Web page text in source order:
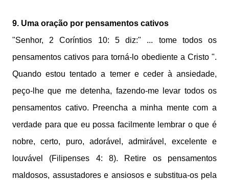
9. Uma oração por pensamentos cativos
"Senhor, 2 Coríntios 10: 5 diz:" ... tome todos os
pensamentos cativos para torná-lo obediente a Cristo ".
Quando estou tentado a temer e ceder à ansiedade,
peço-lhe que me detenha, fazendo-me levar todos os
pensamentos cativo. Preencha a minha mente com a
verdade para que eu possa facilmente lembrar o que é
nobre, certo, puro, adorável, admirável, excelente e
louvável (Filipenses 4: 8). Retire os pensamentos
maldosos, assustadores e ansiosos e substitua-os pela